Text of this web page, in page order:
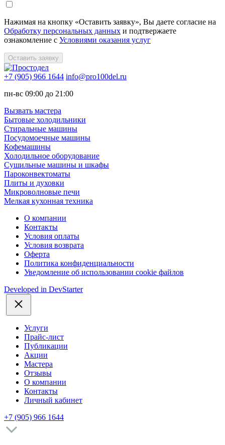
Нажимая на кнопку «Оставить заявку», Вы даете согласие на
Обработку персональных данных и подтвержаете
ознакомление с Условиями оказания услуг
Оставить заявку
+7 (905) 966 1644 info@pro100del.ru
пн-вс 09:00 до 21:00
Вызвать мастера
Бытовые холодильники
Стиральные машины
Посудомоечные машины
Кофемашины
Холодильное оборудование
Сушильные машины и шкафы
Пароконвектоматы
Плиты и духовки
Микроволновые печи
Мелкая кухонная техника
О компании
Контакты
Условия оплаты
Условия возврата
Оферта
Политика конфиденциальности
Уведомление об использовании cookie файлов
Developed in DevStarter
Услуги
Прайс-лист
Публикации
Акции
Мастера
Отзывы
О компании
Контакты
Личный кабинет
+7 (905) 966 1644